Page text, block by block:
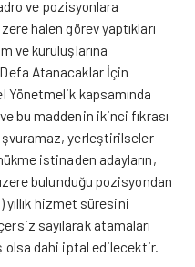
ve pozisyonlara
halen görev yaptıkları
ve kuruluşlarına
Atanacaklar İçin
Yönetmelik kapsamında
bu maddenin ikinci fıkrası
yerleştirilseler
istinaden adayların,
bulunduğu pozisyondan
hizmet süresini
sayılarak atamaları
olsa dahi iptal edilecektir.